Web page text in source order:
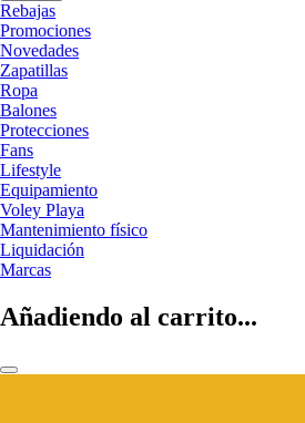
Rebajas
Promociones
Novedades
Zapatillas
Ropa
Balones
Protecciones
Fans
Lifestyle
Equipamiento
Voley Playa
Mantenimiento físico
Liquidación
Marcas
Añadiendo al carrito...